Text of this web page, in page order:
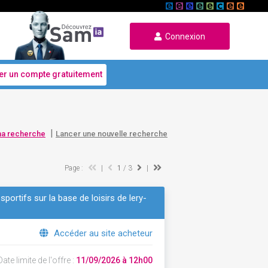
Connexion
un compte gratuitement
recherche | Lancer une nouvelle recherche
Page : 1 / 3
sur la base de loisirs de lery-
Accéder au site acheteur
limite de l'offre : 11/09/2026 à 12h00